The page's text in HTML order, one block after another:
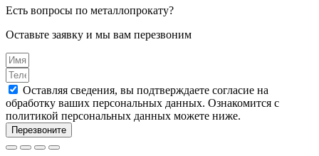
Есть вопросы по металлопрокату?
Оставьте заявку и мы вам перезвоним
Оставляя сведения, вы подтверждаете согласие на
обработку ваших персональных данных. Ознакомится с
политикой персональных данных можете ниже.
Перезвоните